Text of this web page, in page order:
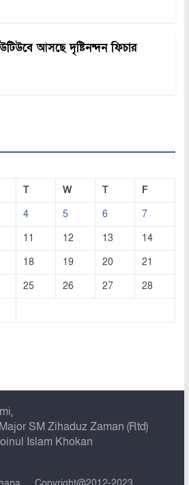
আসছে দৃষ্টিনন্দন ফিচার
T W T
F
4 5 6
7
11 12 13
14
18 19 20
21
25 26 27
28
Major SM Zihaduz Zaman (Rtd)
Islam Khokan